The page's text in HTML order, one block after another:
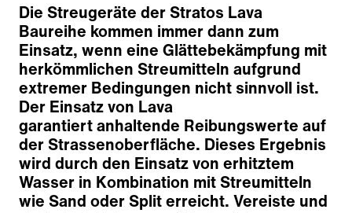
Die Streugeräte der Stratos Lava
Baureihe kommen immer dann zum
Einsatz, wenn eine Glättebekämpfung mit
herkömmlichen Streumitteln aufgrund
extremer Bedingungen nicht sinnvoll ist.
Der Einsatz von Lava
garantiert anhaltende Reibungswerte auf
der Strassenoberfläche. Dieses Ergebnis
wird durch den Einsatz von erhitztem
Wasser in Kombination mit Streumitteln
wie Sand oder Split erreicht. Vereiste und